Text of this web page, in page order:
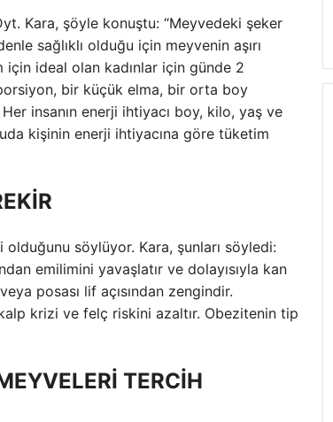
Kara, şöyle konuştu: “Meyvedeki şeker
sağlıklı olduğu için meyvenin aşırı
için ideal olan kadınlar için günde 2
bir küçük elma, bir orta boy
insanın enerji ihtiyacı boy, kilo, yaş ve
kişinin enerji ihtiyacına göre tüketim
söylüyor. Kara, şunları söyledi:
emilimini yavaşlatır ve dolayısıyla kan
posası lif açısından zengindir.
krizi ve felç riskini azaltır. Obezitenin tip
TERCİH